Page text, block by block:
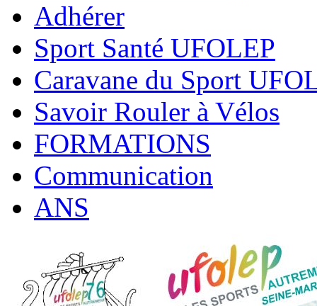
Adhérer
Sport Santé UFOLEP
Caravane du Sport
Savoir Rouler à Vélos
FORMATIONS
Communication
ANS